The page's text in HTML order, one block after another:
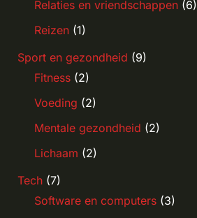
Relaties en vriendschappen(6)
Reizen(1)
Sport en gezondheid (9)
Fitness(2)
Voeding (2)
Mentale gezondheid (2)
Lichaam (2)
Tech(7)
Software en computers(3)